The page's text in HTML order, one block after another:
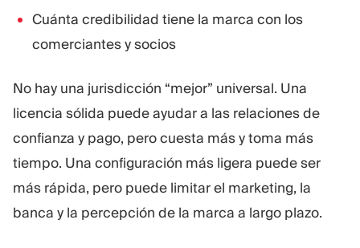
Cuánta credibilidad tiene la marca con los
comerciantes y socios
No hay una jurisdicción “mejor” universal. Una
licencia sólida puede ayudar a las relaciones de
confianza y pago, pero cuesta más y toma más
tiempo. Una configuración más ligera puede ser
más rápida, pero puede limitar el marketing, la
banca y la percepción de la marca a largo plazo.